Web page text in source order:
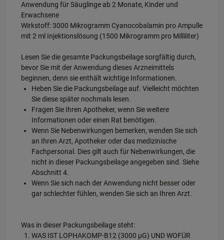
Anwendung für Säuglinge ab 2 Monate, Kinder und
Erwachsene
Wirkstoff: 3000 Mikrogramm Cyanocobalamin pro Ampulle
mit 2 ml Injektionslösung (1500 Mikrogramm pro Milliliter)
Lesen Sie die gesamte Packungsbeilage sorgfältig durch,
bevor Sie mit der Anwendung dieses Arzneimittels
beginnen, denn sie enthält wichtige Informationen.
Heben Sie die Packungsbeilage auf. Vielleicht möchten
Sie diese später nochmals lesen.
Fragen Sie Ihren Apotheker, wenn Sie weitere
Informationen oder einen Rat benötigen.
Wenn Sie Nebenwirkungen bemerken, wenden Sie sich
an Ihren Arzt, Apotheker oder das medizinische
Fachpersonal. Dies gilt auch für Nebenwirkungen, die
nicht in dieser Packungsbeilage angegeben sind. Siehe
Abschnitt 4.
Wenn Sie sich nach der Anwendung nicht besser oder
gar schlechter fühlen, wenden Sie sich an Ihren Arzt.
Was in dieser Packungsbeilage steht:
WAS IST LOPHAKOMP-B12 (3000 µG) UND WOFÜR